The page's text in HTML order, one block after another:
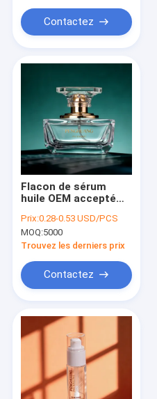
Produits
À propos de nous
visite de l'usine
Contrôle de la qualité
Nouvelles
Demandez un devis
Bouteilles de
Pots de conditionnement
Bouteille de mousse en
emballages
cosmétiques et
Contactez
Flacon de sérum
huile OEM accepté
gouttes en bambou,
emballage
personnalisable or et
essentielle et soins
cosmétiques
Prix:0.28-0.53 USD/PCS
MOQ:5000
Trouvez les derniers prix
Contactez